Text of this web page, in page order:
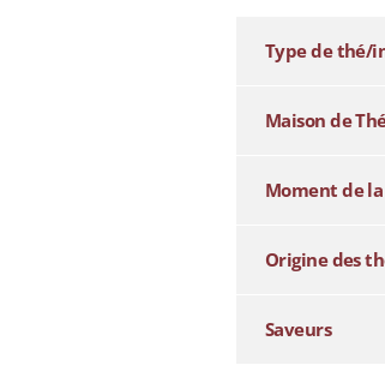
Type de thé/
Maison de
Moment de
Origine des
Saveurs